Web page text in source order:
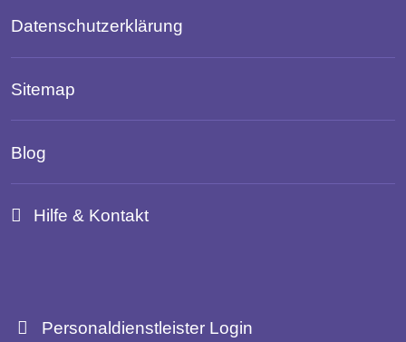
Datenschutzerklärung
Sitemap
Blog
Hilfe & Kontakt
Personaldienstleister Login